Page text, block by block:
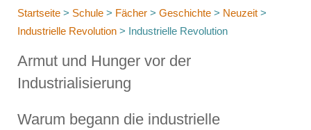
Startseite > Schule > Fächer > Geschichte > Neuzeit >
Industrielle Revolution > Industrielle Revolution
Armut und Hunger vor der
Industrialisierung
Warum begann die industrielle